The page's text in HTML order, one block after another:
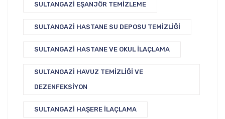
SULTANGAZI EŞANJÖR TEMIZLEME
SULTANGAZI HASTANE SU DEPOSU TEMIZLIĞI
SULTANGAZI HASTANE VE OKUL İLAÇLAMA
SULTANGAZI HAVUZ TEMIZLIĞI VE
DEZENFEKSIYON
SULTANGAZI HAŞERE İLAÇLAMA